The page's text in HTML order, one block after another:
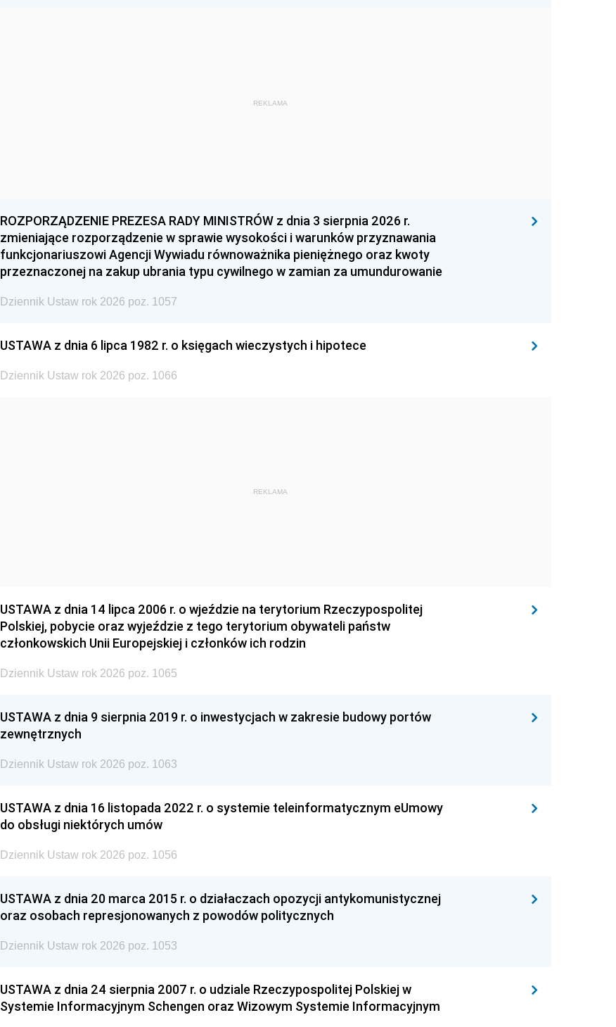
REKLAMA
ROZPORZĄDZENIE PREZESA RADY MINISTRÓW z dnia 3 sierpnia 2026 r.
zmieniające rozporządzenie w sprawie wysokości i warunków przyznawania
funkcjonariuszowi Agencji Wywiadu równoważnika pieniężnego oraz kwoty
przeznaczonej na zakup ubrania typu cywilnego w zamian za umundurowanie
Dziennik Ustaw rok 2026 poz. 1057
USTAWA z dnia 6 lipca 1982 r. o księgach wieczystych i hipotece
Dziennik Ustaw rok 2026 poz. 1066
REKLAMA
USTAWA z dnia 14 lipca 2006 r. o wjeździe na terytorium Rzeczypospolitej
Polskiej, pobycie oraz wyjeździe z tego terytorium obywateli państw
członkowskich Unii Europejskiej i członków ich rodzin
Dziennik Ustaw rok 2026 poz. 1065
USTAWA z dnia 9 sierpnia 2019 r. o inwestycjach w zakresie budowy portów
zewnętrznych
Dziennik Ustaw rok 2026 poz. 1063
USTAWA z dnia 16 listopada 2022 r. o systemie teleinformatycznym eUmowy
do obsługi niektórych umów
Dziennik Ustaw rok 2026 poz. 1056
USTAWA z dnia 20 marca 2015 r. o działaczach opozycji antykomunistycznej
oraz osobach represjonowanych z powodów politycznych
Dziennik Ustaw rok 2026 poz. 1053
USTAWA z dnia 24 sierpnia 2007 r. o udziale Rzeczypospolitej Polskiej w
Systemie Informacyjnym Schengen oraz Wizowym Systemie Informacyjnym